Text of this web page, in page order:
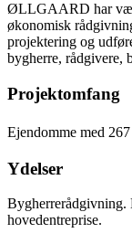
ØLLGAARD har
økonomisk
projektering og
bygherre, rådgivere,
Projektomfang
Ejendomme med
Ydelser
Bygherrerådgivning.
hovedentreprise.